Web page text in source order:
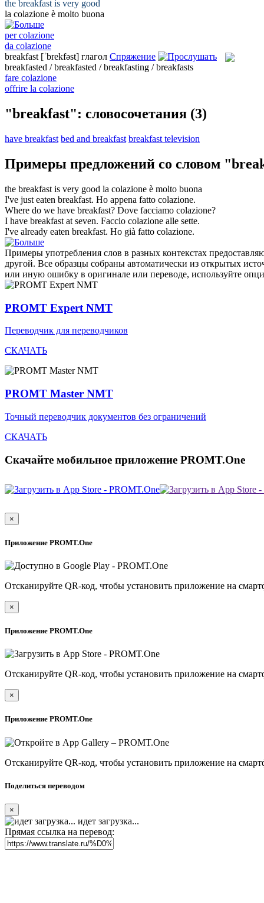
the breakfast is very good
la colazione è molto buona
per colazione
da colazione
breakfast [ˈbrekfəst] глагол Спряжение
breakfasted / breakfasted / breakfasting / breakfasts
fare colazione
offrire la colazione
"breakfast": словосочетания (3)
have breakfast bed and breakfast breakfast television
Примеры предложений со словом
the breakfast is very good la colazione è molto buona
I've just eaten breakfast. Ho appena fatto colazione.
Where do we have breakfast? Dove facciamo colazione?
I have breakfast at seven. Faccio colazione alle sette.
I've already eaten breakfast. Ho già fatto colazione.
Примеры употребления слов в разных контекстах
другой. Все образцы собраны автоматически из открытых
или иную ошибку в оригинале или переводе, используйте
PROMT Expert NMT
Переводчик для переводчиков
СКАЧАТЬ
PROMT Master NMT
Точный переводчик документов без ограничений
СКАЧАТЬ
Скачайте мобильное приложение PROMT.One
×
Приложение PROMT.One
Отсканируйте QR-код, чтобы установить приложение на
×
Приложение PROMT.One
Отсканируйте QR-код, чтобы установить приложение на
×
Приложение PROMT.One
Отсканируйте QR-код, чтобы установить приложение на
Поделиться переводом
×
идет загрузка...
Прямая ссылка на перевод: